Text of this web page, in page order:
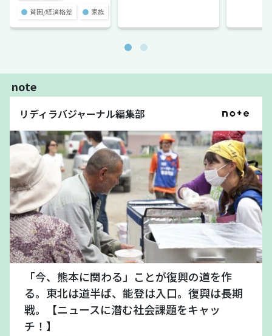
● 貧困/経済格差 ● 家族
note
リディラバジャーナル編集部
「今、熊本に関わる」ことが復興の道を作
る。東北は道半ば、能登は入口。復興は長期
戦。【ニュースに潜む社会課題をキャッ
チ！】